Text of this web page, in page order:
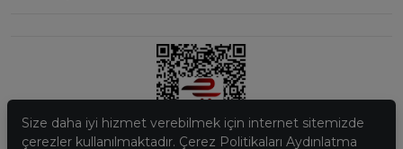
Size daha iyi hizmet verebilmek için internet sitemizde
çerezler kullanılmaktadır. Çerez Politikaları Aydınlatma